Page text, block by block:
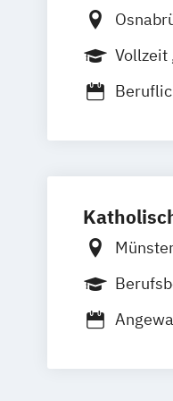
Vollzeit
HELPP
Duales